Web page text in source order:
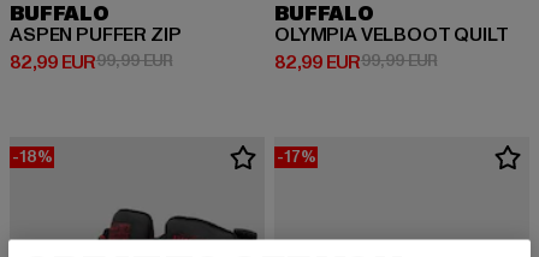
BUFFALO
ASPEN PUFFER ZIP
82,99 EUR
Derzeitiger Preis: 82,99 EUR
99,99 EURAktionspreis: 99,99 EUR
BUFFALO
OLYMPIA VELBOOT QUILT
82,99 EUR
Derzeitiger Preis: 82,99 EUR
99,99 EURAktionspreis:
-18% -17%